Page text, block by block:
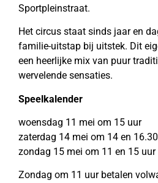
Sportpleinstraat.
Het circus staat sinds jaar en
familie-uitstap bij uitstek. Dit
een heerlijke mix van puur
wervelende sensaties.
Speelkalender
woensdag 11 mei om 15 uur
zaterdag 14 mei om 14 en
zondag 15 mei om 11 en 15 uur
Zondag om 11 uur betalen